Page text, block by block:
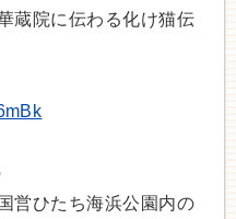
蔵院に伝わる化け猫伝
営ひたち海浜公園内の